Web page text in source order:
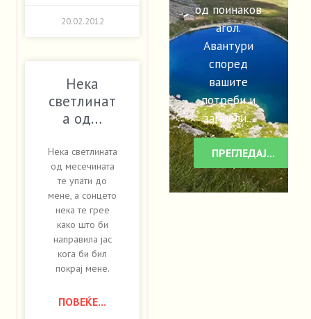
20.02.2012
Нека
светлинат
а од…
Нека светлината
од месечината
те упати до
мене, а сонцето
нека те грее
како што би
направила јас
кога би бил
покрај мене.
ПОВЕЌЕ...
од поинаков
агол.
Авантури
според
вашите
потреби и
замисли...
ПРЕГЛЕДАЈ...